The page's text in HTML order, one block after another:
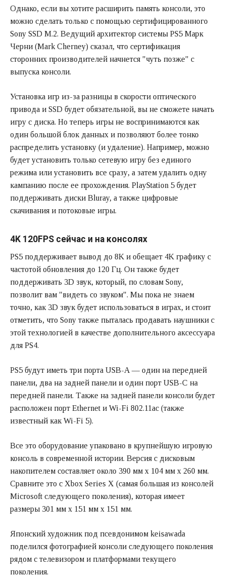
Однако, если вы хотите расширить память консоли, это
можно сделать только с помощью сертифицированного
Sony SSD M.2. Ведущий архитектор системы PS5 Марк
Черни (Mark Cherney) сказал, что сертификация
сторонних производителей начнется "чуть позже" с
выпуска консоли.
Установка игр из-за разницы в скорости оптического
привода и SSD будет обязательной, вы не сможете начать
игру с диска. Но теперь игры не воспринимаются как
один большой блок данных и позволяют более тонко
распределить установку (и удаление). Например, можно
будет установить только сетевую игру без единого
режима или установить все сразу, а затем удалить одну
кампанию после ее прохождения. PlayStation 5 будет
поддерживать диски Bluray, а также цифровые
скачивания и потоковые игры.
4K 120FPS сейчас и на консолях
PS5 поддерживает вывод до 8K и обещает 4K графику с
частотой обновления до 120 Гц. Он также будет
поддерживать 3D звук, который, по словам Sony,
позволит вам "видеть со звуком". Мы пока не знаем
точно, как 3D звук будет использоваться в играх, и стоит
отметить, что Sony также пыталась продавать наушники с
этой технологией в качестве дополнительного аксессуара
для PS4.
PS5 будут иметь три порта USB-A — один на передней
панели, два на задней панели и один порт USB-C на
передней панели. Также на задней панели консоли будет
расположен порт Ethernet и Wi-Fi 802.11ac (также
известный как Wi-Fi 5).
Все это оборудование упаковано в крупнейшую игровую
консоль в современной истории. Версия с дисковым
накопителем составляет около 390 мм x 104 мм x 260 мм.
Сравните это с Xbox Series X (самая большая из консолей
Microsoft следующего поколения), которая имеет
размеры 301 мм х 151 мм х 151 мм.
Японский художник под псевдонимом keisawada
поделился фотографией консоли следующего поколения
рядом с телевизором и платформами текущего
поколения.